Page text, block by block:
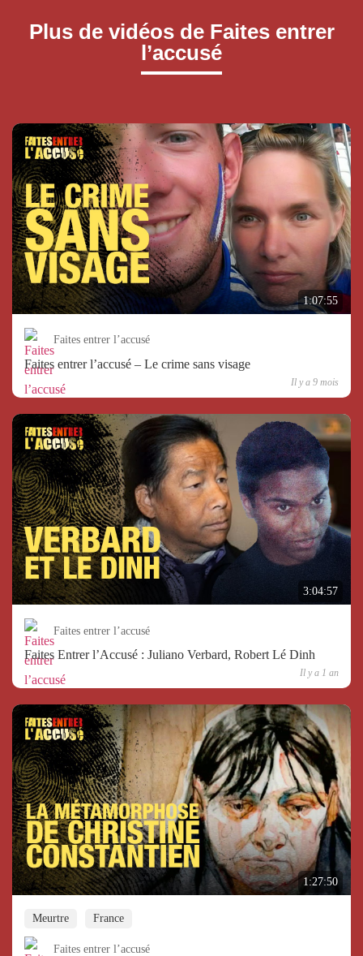
Plus de vidéos de Faites entrer
l’accusé
1:07:55
Faites entrer l’accusé
Faites entrer l’accusé – Le crime sans visage
Il y a 9 mois
3:04:57
Faites entrer l’accusé
Faites Entrer l’Accusé : Juliano Verbard, Robert Lé Dinh
Il y a 1 an
1:27:50
Meurtre France
Faites entrer l’accusé